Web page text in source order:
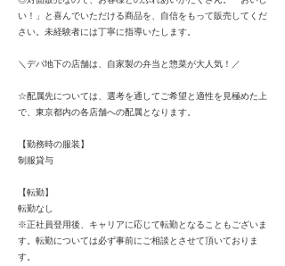
い！」と喜んでいただける商品を、自信をもって販売してくだ
さい。未経験者には丁寧に指導いたします。
＼デパ地下の店舗は、自家製の弁当と惣菜が大人気！／
☆配属先については、選考を通してご希望と適性を見極めた上
で、東京都内の各店舗への配属となります。
【勤務時の服装】
制服貸与
【転勤】
転勤なし
※正社員登用後、キャリアに応じて転勤となることもございま
す。転勤については必ず事前にご相談とさせて頂いておりま
す。